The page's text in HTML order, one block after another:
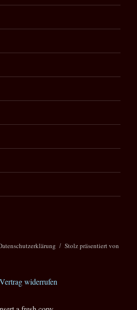
Stolz präsentiert von
Vertrag widerrufen